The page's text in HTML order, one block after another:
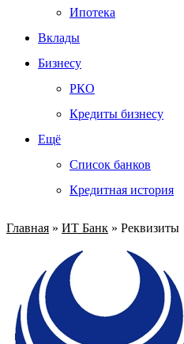
Ипотека
Вклады
Бизнесу
РКО
Кредиты бизнесу
Ещё
Список банков
Кредитная история
Главная » ИТ Банк » Реквизиты